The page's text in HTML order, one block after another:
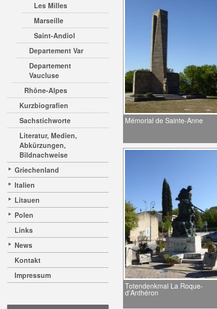
Les Milles
Marseille
Saint-Andiol
Departement Var
Departement
Vaucluse
Rhône-Alpes
Kurzbiografien
Sachstichworte
Literatur, Medien,
Abkürzungen,
Bildnachweise
Griechenland
Italien
Litauen
Polen
Links
News
Kontakt
Impressum
Mémorial de Sainte-Anne
Totendenkmal La Roque-
d'Anthéron